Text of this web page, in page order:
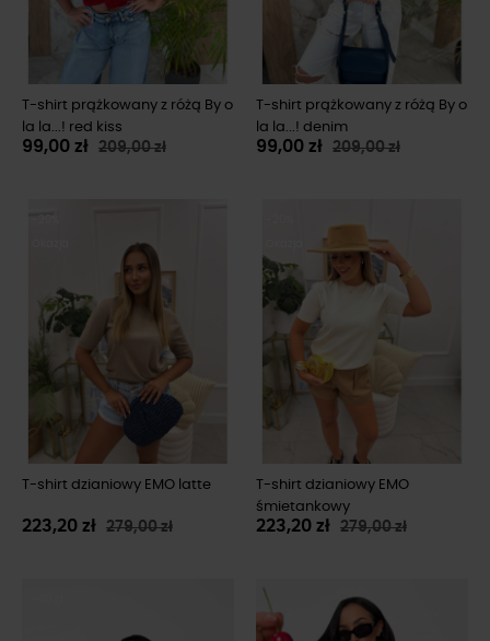
T-shirt prążkowany z różą By o
la la...! red kiss
99,00 zł 209,00 zł
T-shirt prążkowany z różą By o
la la...! denim
99,00 zł 209,00 zł
T-shirt dzianiowy EMO latte
223,20 zł 279,00 zł
T-shirt dzianiowy EMO
śmietankowy
223,20 zł 279,00 zł